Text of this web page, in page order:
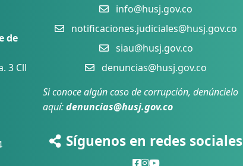
de
3 Cll
info@husj.gov.co
notificaciones.judiciales@husj.gov.co
siau@husj.gov.co
denuncias@husj.gov.co
Si conoce algún caso de corrupción, denúncielo
aquí:denuncias@husj.gov.co
Síguenos en redes sociales